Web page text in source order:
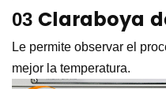
03 Claraboya
Le permite observar el
mejor la temperatura.